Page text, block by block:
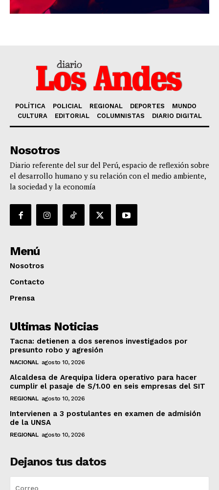
POLÍTICA POLICIAL REGIONAL DEPORTES
MUNDO
CULTURA
EDITORIAL COLUMNISTAS DIARIO DIGITAL
Nosotros
Diario referente del sur del Perú, espacio de reflexión sobre
el desarrollo humano y su relación con el medio ambiente,
la sociedad y la economía
Menú
Nosotros
Contacto
Prensa
Ultimas Noticias
Tacna: detienen a dos serenos investigados por
presunto robo y agresión
NACIONAL agosto 10, 2026
Alcaldesa de Arequipa lidera operativo para hacer
cumplir el pasaje de S/1.00 en seis empresas del SIT
REGIONAL agosto 10, 2026
Intervienen a 3 postulantes en examen de admisión
de la UNSA
REGIONAL agosto 10, 2026
Dejanos tus datos